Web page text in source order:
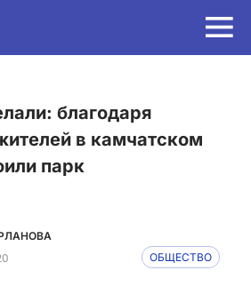
в камчатском
парк
ОБЩЕСТВО